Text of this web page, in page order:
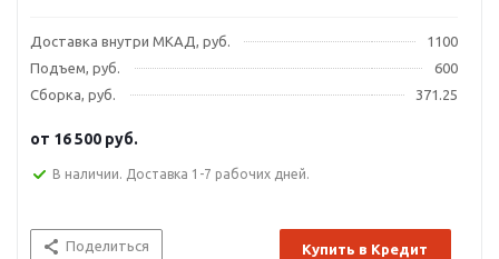
Доставка внутри МКАД, руб.
1100
Подъем, руб.
600
Сборка, руб.
371.25
от 16 500 руб.
В наличии. Доставка 1-7 рабочих дней.
Поделиться Купить в Кредит